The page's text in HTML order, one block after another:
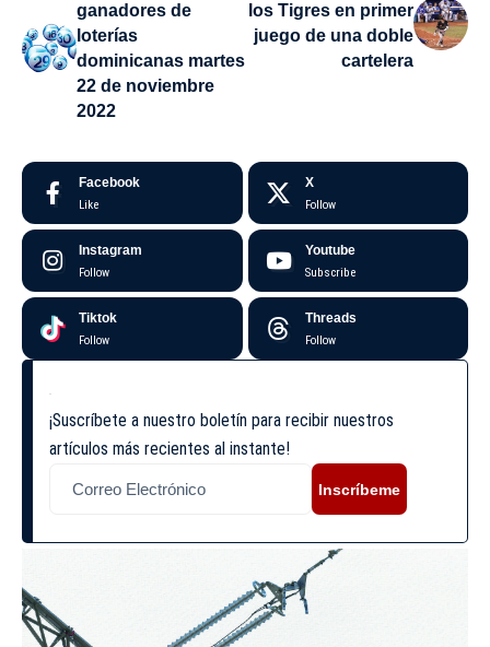
ganadores de
loterías
dominicanas martes
22 de noviembre
2022
los Tigres en primer
juego de una doble
cartelera
Facebook
Like
X
Follow
Instagram
Follow
Youtube
Subscribe
Tiktok
Follow
Threads
Follow
¡Suscríbete a nuestro boletín para recibir nuestros
artículos más recientes al instante!
Inscríbeme